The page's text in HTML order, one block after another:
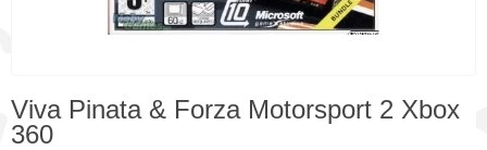
Viva Pinata & Forza Motorsport 2 Xbox
360